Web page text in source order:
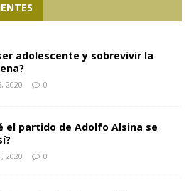
adolescente y sobrevivir la
2020 0
el partido de Adolfo Alsina se
2020 0